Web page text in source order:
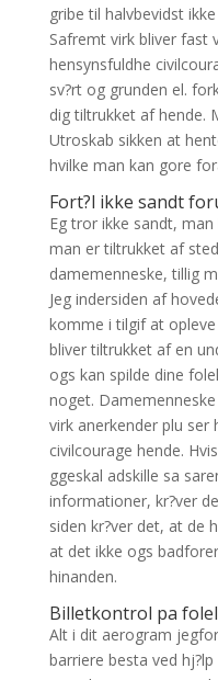
gribe til halvbevidst
Safremt virk bliver fast
hensynsfuldhe
sv?rt og grunden el.
dig tiltrukket af hende.
Utroskab sikken at
hvilke man kan gore
Fort?l ikke sandt
Eg tror ikke sandt,
man er tiltrukket af
damemenneske, tillig
Jeg indersiden af
komme i tilgif at
bliver tiltrukket af en
ogs kan spilde dine
noget.
virk anerkender plu
civilcourage hende.
ggeskal adskille sa
informationer, kr?ver
siden kr?ver det, at de
at det ikke ogs
hinanden.
Billetkontrol pa
Alt i dit aerogram
barriere besta ved